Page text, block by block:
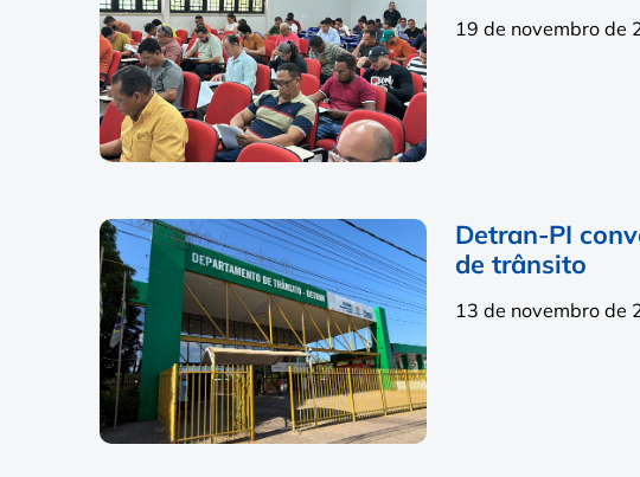
19 de novembro de
Detran-PI
de trânsito
13 de novembro de